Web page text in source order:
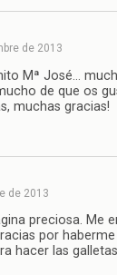
de 2013
Mª José…
de que os
muchas gracias!
de 2013
preciosa. Me
por
hacer las